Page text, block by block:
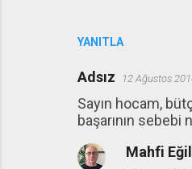
YANITLA
Adsız 12 Ağustos
Sayın hocam,
başarının sebebi
Mahfi